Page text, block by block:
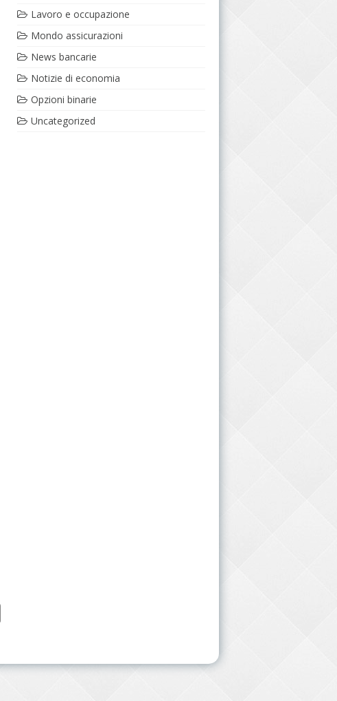
Lavoro e occupazione
Mondo assicurazioni
News bancarie
Notizie di economia
Opzioni binarie
Uncategorized